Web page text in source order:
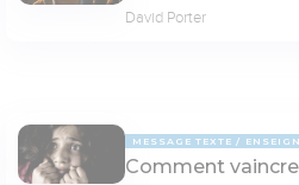
David Porter
MESSAGE TEXTE
Comment